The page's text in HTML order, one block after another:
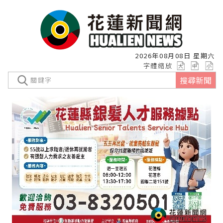
2026年08月08日 星期六
字體縮放
搜尋新聞